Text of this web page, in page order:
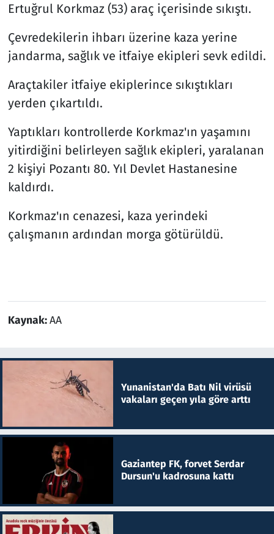
Ertuğrul Korkmaz (53) araç içerisinde sıkıştı.
Çevredekilerin ihbarı üzerine kaza yerine
jandarma, sağlık ve itfaiye ekipleri sevk edildi.
Araçtakiler itfaiye ekiplerince sıkıştıkları
yerden çıkartıldı.
Yaptıkları kontrollerde Korkmaz'ın yaşamını
yitirdiğini belirleyen sağlık ekipleri, yaralanan
2 kişiyi Pozantı 80. Yıl Devlet Hastanesine
kaldırdı.
Korkmaz'ın cenazesi, kaza yerindeki
çalışmanın ardından morga götürüldü.
Kaynak:AA
Yunanistan'da Batı Nil virüsü
vakaları geçen yıla göre arttı
Gaziantep FK, forvet Serdar
Dursun'u kadrosuna kattı
Teknoloji ve Bilim
Televizyon